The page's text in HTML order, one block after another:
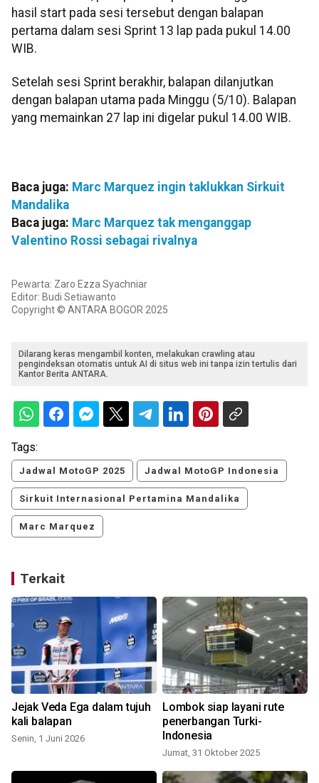
hasil start pada sesi tersebut dengan balapan
pertama dalam sesi Sprint 13 lap pada pukul 14.00
WIB.
Setelah sesi Sprint berakhir, balapan dilanjutkan
dengan balapan utama pada Minggu (5/10). Balapan
yang memainkan 27 lap ini digelar pukul 14.00 WIB.
Baca juga: Marc Marquez ingin taklukkan Sirkuit
Mandalika
Baca juga: Marc Marquez tak menganggap
Valentino Rossi sebagai rivalnya
Pewarta: Zaro Ezza Syachniar
Editor: Budi Setiawanto
Copyright © ANTARA BOGOR 2025
Dilarang keras mengambil konten, melakukan crawling atau
pengindeksan otomatis untuk AI di situs web ini tanpa izin tertulis dari
Kantor Berita ANTARA.
Tags:
Jadwal MotoGP 2025 Jadwal MotoGP Indonesia
Sirkuit Internasional Pertamina Mandalika
Marc Marquez
Terkait
Jejak Veda Ega dalam tujuh
kali balapan
Senin, 1 Juni 2026
Lombok siap layani rute
penerbangan Turki-
Indonesia
Jumat, 31 Oktober 2025